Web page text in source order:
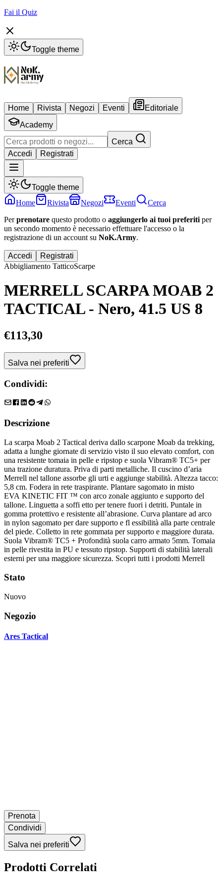
Fai il Quiz
Toggle theme
Home Rivista Negozi Eventi
Editoriale
Academy
Cerca
Accedi
Registrati
Toggle theme
Home
Rivista Negozi Eventi
Cerca
Perprenotare questo prodotto o aggiungerlo ai tuoi preferiti per
un secondo momento è necessario effettuare l'accesso o la
registrazione di un account su NoK.Army.
Accedi
Registrati
Abbigliamento TatticoScarpe
MERRELL SCARPA MOAB 2
TACTICAL - Nero, 41.5 US 8
€113,30
Salva nei preferiti
Condividi:
Descrizione
La scarpa Moab 2 Tactical deriva dallo scarpone Moab da trekking,
adatta a lunghe giornate di servizio visto il suo elevato comfort, con
una resistente tomaia in pelle e ripstop e suola Vibram® TC5+ per
una trazione duratura. Priva di parti metalliche. Il cuscino d’aria
Merrell nel tallone assorbe gli urti e aggiunge stabilità. Altezza tacco:
5,8 cm. Fodera in rete traspirante. Plantare sagomato in misto
EVA KINETIC FIT ™ con arco zonale aggiunto e supporto del
tallone. Linguetta a soffi etto per tenere fuori i detriti. Puntale in
gomma protettivo e resistente all’abrasione. Curva plantare ad arco
in nylon sagomato per dare supporto e fl essibilità alla parte centrale
del piede. Colletto in rete gommata per supporto e maggiore durata.
Suola Vibram® TC5 + Profondità suola carro armato 5mm. Tomaia
in pelle rivestita in PU e tessuto ripstop. Supporti di stabilità laterali
esterni per una maggiore sicurezza. Scopri tutti i prodotti Merrell
Stato
Nuovo
Negozio
Ares Tactical
Prenota
Condividi
Salva nei preferiti
Prodotti Correlati